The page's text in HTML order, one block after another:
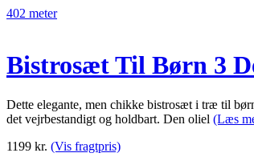
402 meter
Bistrosæt Til Børn 3
Dette elegante, men chikke bistrosæt i træ til
det vejrbestandigt og holdbart. Den oliel (Læs
1199 kr. (Vis fragtpris)